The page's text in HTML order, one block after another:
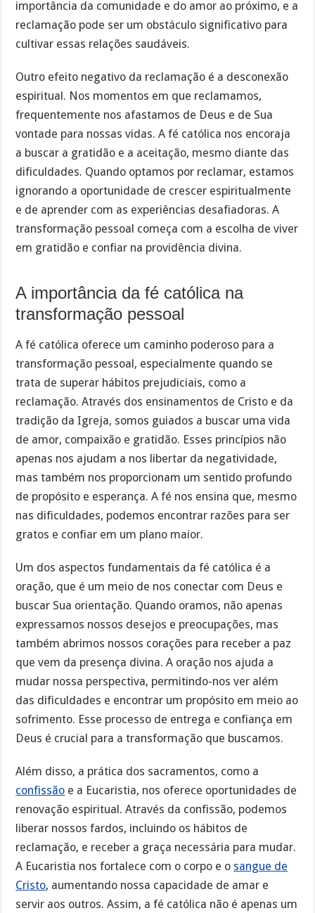
importância da comunidade e do amor ao próximo, e a
reclamação pode ser um obstáculo significativo para
cultivar essas relações saudáveis.
Outro efeito negativo da reclamação é a desconexão
espiritual. Nos momentos em que reclamamos,
frequentemente nos afastamos de Deus e de Sua
vontade para nossas vidas. A fé católica nos encoraja
a buscar a gratidão e a aceitação, mesmo diante das
dificuldades. Quando optamos por reclamar, estamos
ignorando a oportunidade de crescer espiritualmente
e de aprender com as experiências desafiadoras. A
transformação pessoal começa com a escolha de viver
em gratidão e confiar na providência divina.
A importância da fé católica na
transformação pessoal
A fé católica oferece um caminho poderoso para a
transformação pessoal, especialmente quando se
trata de superar hábitos prejudiciais, como a
reclamação. Através dos ensinamentos de Cristo e da
tradição da Igreja, somos guiados a buscar uma vida
de amor, compaixão e gratidão. Esses princípios não
apenas nos ajudam a nos libertar da negatividade,
mas também nos proporcionam um sentido profundo
de propósito e esperança. A fé nos ensina que, mesmo
nas dificuldades, podemos encontrar razões para ser
gratos e confiar em um plano maior.
Um dos aspectos fundamentais da fé católica é a
oração, que é um meio de nos conectar com Deus e
buscar Sua orientação. Quando oramos, não apenas
expressamos nossos desejos e preocupações, mas
também abrimos nossos corações para receber a paz
que vem da presença divina. A oração nos ajuda a
mudar nossa perspectiva, permitindo-nos ver além
das dificuldades e encontrar um propósito em meio ao
sofrimento. Esse processo de entrega e confiança em
Deus é crucial para a transformação que buscamos.
Além disso, a prática dos sacramentos, como a
confissão e a Eucaristia, nos oferece oportunidades de
renovação espiritual. Através da confissão, podemos
liberar nossos fardos, incluindo os hábitos de
reclamação, e receber a graça necessária para mudar.
A Eucaristia nos fortalece com o corpo e o sangue de
Cristo, aumentando nossa capacidade de amar e
servir aos outros. Assim, a fé católica não é apenas um